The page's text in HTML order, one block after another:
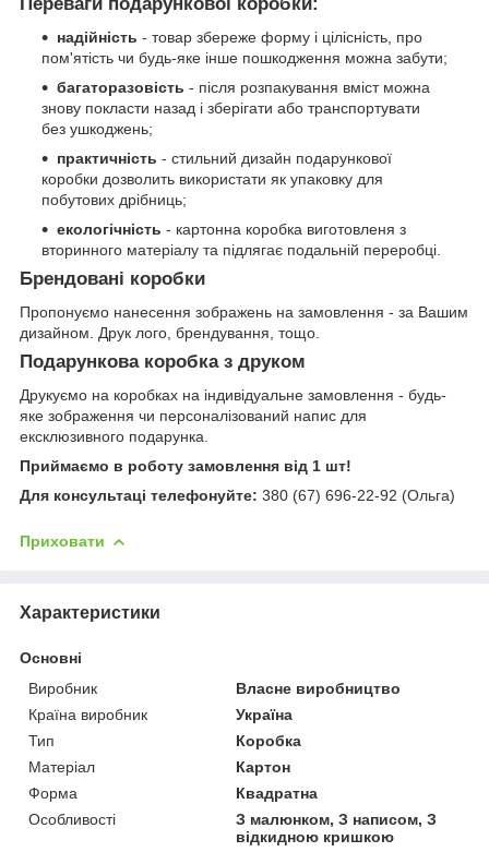
Переваги подарункової коробки:
надійність - товар збереже форму і цілісність, про
пом'ятість чи будь-яке інше пошкодження можна забути;
багаторазовість - після розпакування вміст можна
знову покласти назад і зберігати або транспортувати
без ушкоджень;
практичність - стильний дизайн подарункової
коробки дозволить використати як упаковку для
побутових дрібниць;
екологічність - картонна коробка виготовленя з
вторинного матеріалу та підлягає подальній переробці.
Брендовані коробки
Пропонуємо нанесення зображень на замовлення - за Вашим
дизайном. Друк лого, брендування, тощо.
Подарункова коробка з друком
Друкуємо на коробках на індивідуальне замовлення - будь-
яке зображення чи персоналізований напис для
ексклюзивного подарунка.
Приймаємо в роботу замовлення від 1 шт!
Для консультаці телефонуйте: 380 (67) 696-22-92 (Ольга)
Приховати
Характеристики
Основні
Виробник
Власне виробництво
Країна виробник
Україна
Тип
Коробка
Матеріал
Картон
Форма
Квадратна
Особливості
З малюнком, З написом, З
відкидною кришкою